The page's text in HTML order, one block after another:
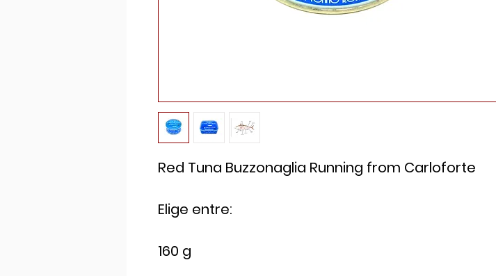
Red Tuna Buzzonaglia Running from Carloforte
Elige entre:
160 g